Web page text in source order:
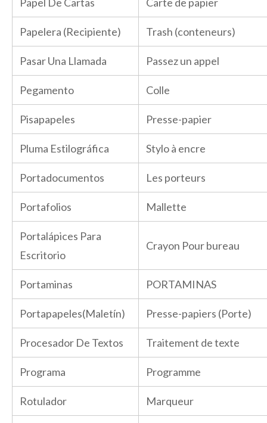
Papelera (Recipiente) Trash (conteneurs)
Pasar Una Llamada Passez un appel
Pegamento Colle
Pisapapeles Presse-papier
Pluma Estilográfica Stylo à encre
Portadocumentos Les porteurs
Portafolios Mallette
Portalápices Para
Escritorio
Crayon Pour bureau
Portaminas PORTAMINAS
Portapapeles(Maletín) Presse-papiers (Porte)
Procesador De Textos Traitement de texte
Programa Programme
Rotulador Marqueur